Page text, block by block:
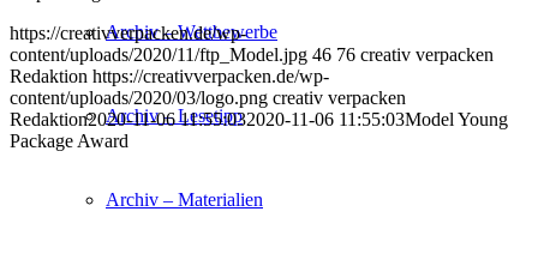
Archiv – Wettbewerbe
Archiv – Lesetipp
Archiv – Materialien
https://creativverpacken.de/wp-
content/uploads/2020/11/ftp_Model.jpg 46 76 creativ verpacken
Redaktion https://creativverpacken.de/wp-
content/uploads/2020/03/logo.png creativ verpacken
Redaktion2020-11-06 11:55:032020-11-06 11:55:03Model Young
Package Award